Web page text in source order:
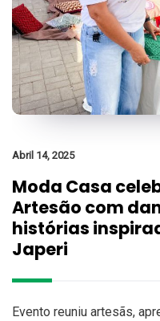
Abril 14, 2025
Moda Casa
Artesão com
histórias
Japeri
Evento reuniu artesãs,